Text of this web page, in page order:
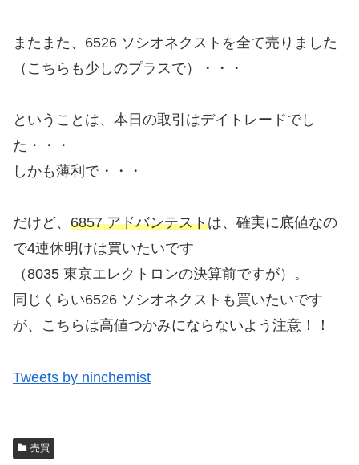
またまた、6526 ソシオネクストを全て売りました
（こちらも少しのプラスで）・・・
ということは、本日の取引はデイトレードでし
た・・・
しかも薄利で・・・
だけど、 6857 アドバンテストは、確実に底値なの
で4連休明けは買いたいです
（8035 東京エレクトロンの決算前ですが）。
同じくらい6526 ソシオネクストも買いたいです
が、こちらは高値つかみにならないよう注意！！
Tweets by ninchemist
売買